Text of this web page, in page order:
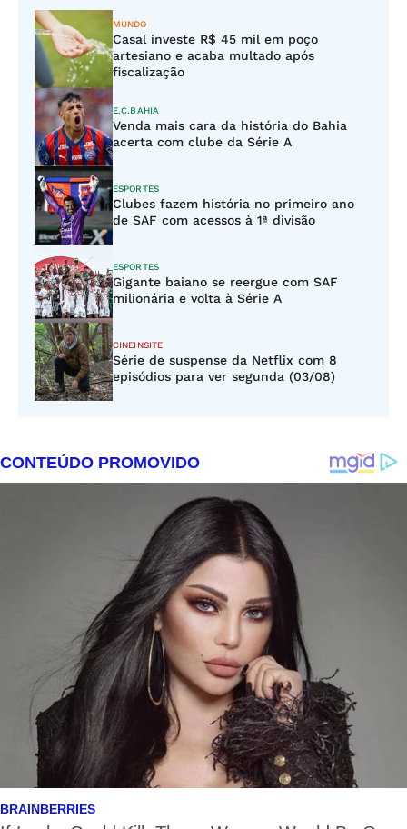
MUNDO
Casal investe R$ 45 mil em poço
artesiano e acaba multado após
fiscalização
E.C.BAHIA
Venda mais cara da história do Bahia
acerta com clube da Série A
ESPORTES
Clubes fazem história no primeiro ano
de SAF com acessos à 1ª divisão
ESPORTES
Gigante baiano se reergue com SAF
milionária e volta à Série A
CINEINSITE
Série de suspense da Netflix com 8
episódios para ver segunda (03/08)